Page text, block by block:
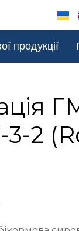
продукції
3-2